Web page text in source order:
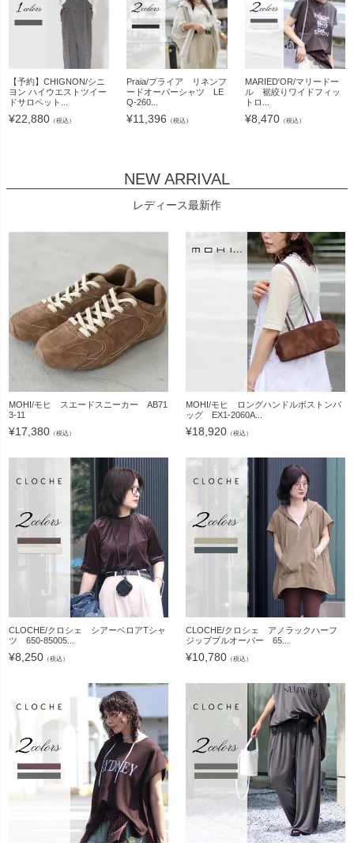
【予約】CHIGNON/シニ
ヨン ハイウエストツイー
ドサロペット...
¥22,880 （税込）
Praia/プライア リネンフ
ードオーバーシャツ LE
Q-260...
¥11,396 （税込）
MARIED'OR/マリードー
ル 裾絞りワイドフィッ
トロ...
¥8,470（税込）
NEW ARRIVAL
レディース最新作
MOHI/モヒ スエードスニーカー AB71
3-11
¥17,380 （税込）
MOHI/モヒ ロングハンドルボストンバ
ッグ EX1-2060A...
¥18,920 （税込）
CLOCHE/クロシェ シアーベロアTシャ
ツ 650-85005...
¥8,250 （税込）
CLOCHE/クロシェ アノラックハーフ
ジッププルオーバー 65...
¥10,780 （税込）